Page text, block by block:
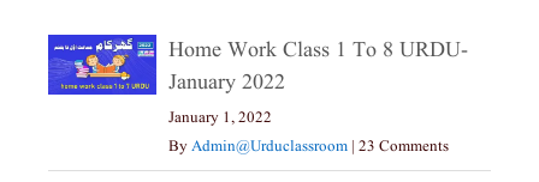
Home Work Class 1 To 8 URDU-
January 2022
January 1, 2022
ByAdmin@urduclassroom | 23 Comments